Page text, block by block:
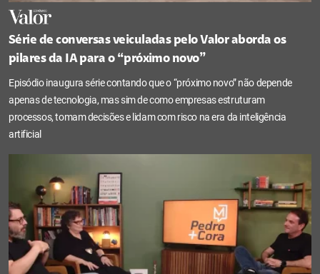
Série de conversas veiculadas pelo Valor aborda os
pilares da IA para o “próximo novo”
Episódio inaugura série contando que o “próximo novo” não depende
apenas de tecnologia, mas sim de como empresas estruturam
processos, tomam decisões e lidam com risco na era da inteligência
artificial